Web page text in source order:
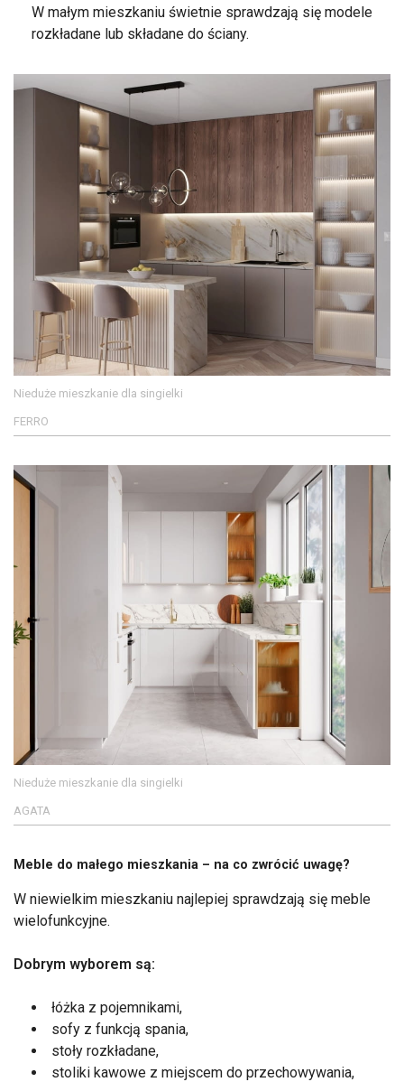
W małym mieszkaniu świetnie sprawdzają się modele
rozkładane lub składane do ściany.
Nieduże mieszkanie dla singielki
FERRO
Nieduże mieszkanie dla singielki
AGATA
Meble do małego mieszkania – na co zwrócić uwagę?
W niewielkim mieszkaniu najlepiej sprawdzają się meble
wielofunkcyjne.
Dobrym wyborem są:
łóżka z pojemnikami,
sofy z funkcją spania,
stoły rozkładane,
stoliki kawowe z miejscem do przechowywania,